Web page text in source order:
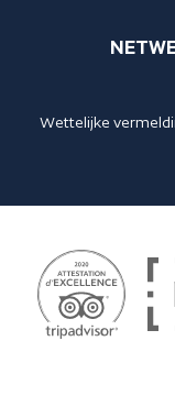
Wettelijke